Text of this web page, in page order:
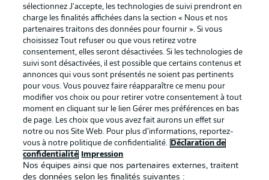
La publicité Conditions d’utilisation des
Mentions Légales Gérer mes préférences
Déclaration de
confidentialité
Diffuseurs
Travaux Contact
Impression Joueurs
sélectionnez J'accepte, les technologies de suivi prendront en
charge les finalités affichées dans la section « Nous et nos
partenaires traitons des données pour fournir ». Si vous
choisissez Tout refuser ou que vous retirez votre
consentement, elles seront désactivées. Si les technologies de
suivi sont désactivées, il est possible que certains contenus et
annonces qui vous sont présentés ne soient pas pertinents
pour vous. Vous pouvez faire réapparaître ce menu pour
modifier vos choix ou pour retirer votre consentement à tout
moment en cliquant sur le lien Gérer mes préférences en bas
de page. Les choix que vous avez fait aurons un effet sur
notre ou nos Site Web. Pour plus d’informations, reportez-
vous à notre politique de confidentialité.
Déclaration de
confidentialité
Impression
Nos équipes ainsi que nos partenaires externes, traitent
des données selon les finalités suivantes :